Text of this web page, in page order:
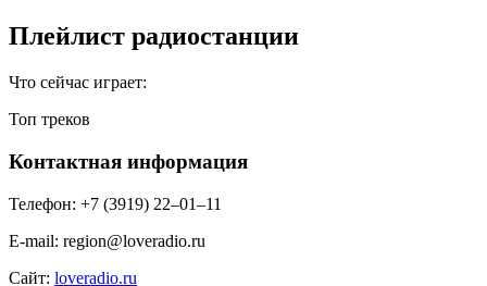
Плейлист радиостанции
Что сейчас играет:
Топ треков
Контактная информация
Телефон: +7 (3919) 22–01–11
E-mail: region@loveradio.ru
Сайт: loveradio.ru